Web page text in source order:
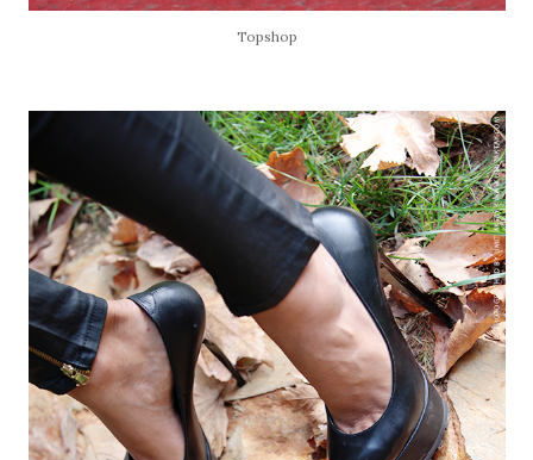
Topshop